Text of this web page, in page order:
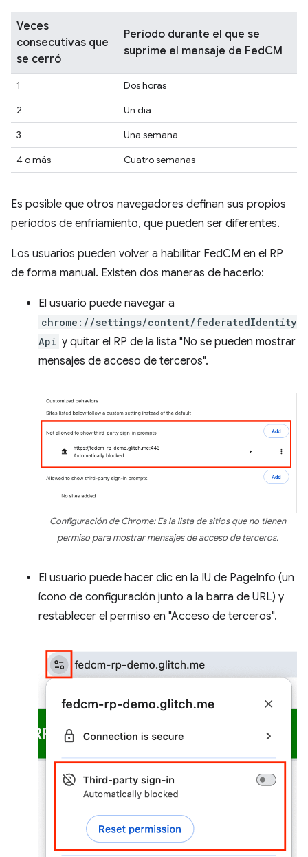
Veces
consecutivas que
se cerró
Período durante el que se
suprime el mensaje de FedCM
1
Dos horas
2
Un día
3
Una semana
4 o más
Cuatro semanas
Es posible que otros navegadores definan sus propios
períodos de enfriamiento, que pueden ser diferentes.
Los usuarios pueden volver a habilitar FedCM en el RP
de forma manual. Existen dos maneras de hacerlo:
El usuario puede navegar a
chrome://settings/content/federatedIdentity
Api y quitar el RP de la lista "No se pueden mostrar
mensajes de acceso de terceros".
Configuración de Chrome: Es la lista de sitios que no tienen
permiso para mostrar mensajes de acceso de terceros.
El usuario puede hacer clic en la IU de PageInfo (un
ícono de configuración junto a la barra de URL) y
restablecer el permiso en "Acceso de terceros".